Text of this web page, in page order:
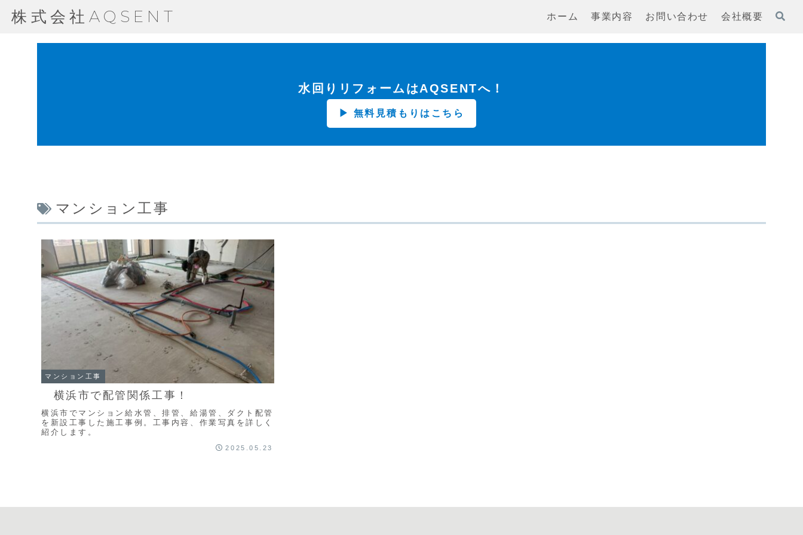
株式会社AQSENT ホーム 事業内容 お問い合わせ 会社概要
水回りリフォームはAQSENTへ！
▶ 無料見積もりはこちら
マンション工事
マンション工事
横浜市で配管関係工事！
横浜市でマンション給水管、排管、給湯管、ダクト配管
を新設工事した施工事例。工事内容、作業写真を詳しく
紹介します。
2025.05.23